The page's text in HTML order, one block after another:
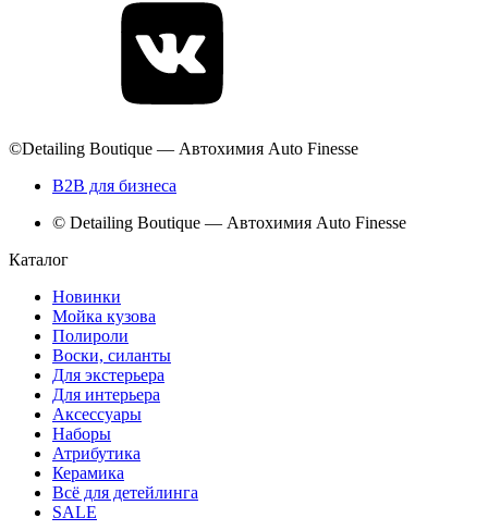
©Detailing Boutique — Автохимия Auto Finesse
B2B для бизнеса
© Detailing Boutique — Автохимия Auto Finesse
Каталог
Новинки
Мойка кузова
Полироли
Воски, силанты
Для экстерьера
Для интерьера
Аксессуары
Наборы
Атрибутика
Керамика
Всё для детейлинга
SALE